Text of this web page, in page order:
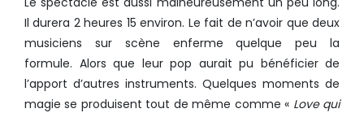
Il durera 2 heures 15 environ. Le fait de n’avoir que deux
musiciens sur scène enferme quelque peu la
formule. Alors que leur pop aurait pu bénéficier de
l’apport d’autres instruments. Quelques moments de
magie se produisent tout de même comme « Love qui